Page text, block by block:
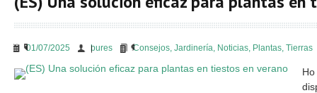
01/07/2025 bures Consejos, Jardinería, Noticias, Plantas, Tierras